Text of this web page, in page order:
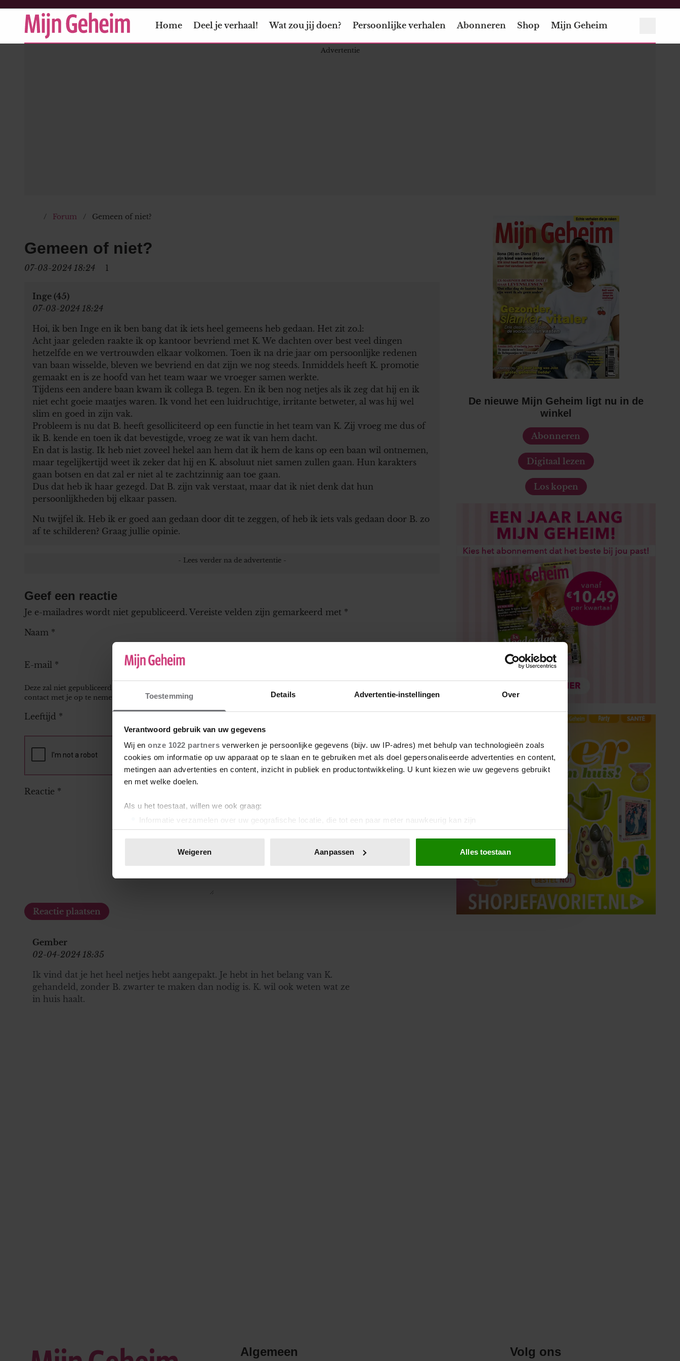
Toestemming Details Advertentie-instellingen Over
Verantwoord gebruik van uw gegevens
Wij en onze 1022 partners verwerken je persoonlijke gegevens (bijv. uw IP-adres) met behulp van technologieën zoals
cookies om informatie op uw apparaat op te slaan en te gebruiken met als doel gepersonaliseerde advertenties en content,
metingen aan advertenties en content, inzicht in publiek en productontwikkeling. U kunt kiezen wie uw gegevens gebruikt
en met welke doelen.
Als u het toestaat, willen we ook graag:
Informatie verzamelen over uw geografische locatie, die tot een paar meter nauwkeurig kan zijn
Uw apparaat identificeren door het actief te scannen op specifieke eigenschappen (fingerprinting)
toestemming op elk moment wijzigen of intrekken in de Cookieverklaring.
We gebruiken cookies om content en advertenties te personaliseren, om functies voor social media te bieden en om ons
websiteverkeer te analyseren. Ook delen we informatie over uw gebruik van onze site met onze partners voor social
media, adverteren en analyse. Deze partners kunnen deze gegevens combineren met andere informatie die u aan ze heeft
Weigeren Aanpassen Alles toestaan
Home Deel je verhaal! Wat zou jij doen? Persoonlijke verhalen Abonneren Shop Mijn Geheim
Forum Gemeen of niet?
Gemeen of niet?
07-03-2024 18:24 1
Inge (45)
07-03-2024 18:24
Hoi, ik ben Inge en ik ben bang dat ik iets heel gemeens heb gedaan. Het zit zo.l:
Acht jaar geleden raakte ik op kantoor bevriend met K. We dachten over best veel dingen
hetzelfde en we vertrouwden elkaar volkomen. Toen ik na drie jaar om persoonlijke redenen
van baan wisselde, bleven we bevriend en dat zijn we nog steeds. Inmiddels heeft K. promotie
gemaakt en is ze hoofd van het team waar we vroeger samen werkte.
Tijdens een andere baan kwam ik collega B. tegen. En ik ben nog netjes als ik zeg dat hij en ik
niet echt goeie maatjes waren. Ik vond het een luidruchtige, irritante betweter, al was hij wel
slim en goed in zijn vak.
Probleem is nu dat B. heeft gesolliciteerd op een functie in het team van K. Zij vroeg me dus of
ik B. kende en toen ik dat bevestigde, vroeg ze wat ik van hem dacht.
En dat is lastig. Ik heb niet zoveel hekel aan hem dat ik hem de kans op een baan wil ontnemen,
maar tegelijkertijd weet ik zeker dat hij en K. absoluut niet samen zullen gaan. Hun karakters
gaan botsen en dat zal er niet al te zachtzinnig aan toe gaan.
Dus dat heb ik haar gezegd. Dat B. zijn vak verstaat, maar dat ik niet denk dat hun
persoonlijkheden bij elkaar passen.
Nu twijfel ik. Heb ik er goed aan gedaan door dit te zeggen, of heb ik iets vals gedaan door B. zo
af te schilderen? Graag jullie opinie.
Geef een reactie
Je e-mailadres wordt niet gepubliceerd. Vereiste velden zijn gemarkeerd met *
Naam *
E-mail *
Deze zal niet gepubliceerd worden bij je reactie, maar kan worden gebruikt door de redactie om
contact met je op te nemen.
Leeftijd *
Reactie *
Gember
02-04-2024 18:35
Ik vind dat je het heel netjes hebt aangepakt. Je hebt in het belang van K.
gehandeld, zonder B. zwarter te maken dan nodig is. K. wil ook weten wat ze
in huis haalt.
De nieuwe Mijn Geheim ligt nu in de
winkel
Abonneren
Digitaal lezen
Los kopen
Algemeen Volg ons